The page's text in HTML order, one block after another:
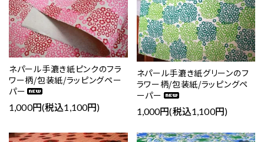
ネパール手漉き紙ピンクのフラ
ワー柄/包装紙/ラッピングペー
パー
1,000円(税込1,100円)
ネパール手漉き紙グリーンのフ
ラワー柄/包装紙/ラッピングペ
ーパー
1,000円(税込1,100円)